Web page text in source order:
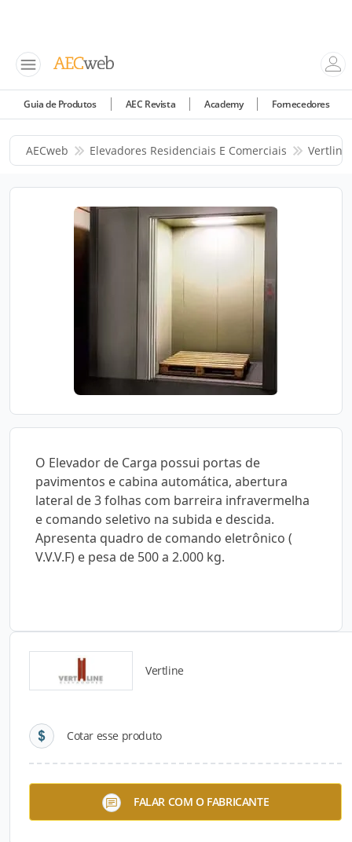
Guia de Produtos AEC Revista Academy Fornecedores
AECweb Elevadores Residenciais E Comerciais Vertline
O Elevador de Carga possui portas de
pavimentos e cabina automática, abertura
lateral de 3 folhas com barreira infravermelha
e comando seletivo na subida e descida.
Apresenta quadro de comando eletrônico (
V.V.V.F) e pesa de 500 a 2.000 kg.
Vertline
Cotar esse produto
FALAR COM O FABRICANTE
Detalhes do produto
Descrição do Produto
O Elevador de Carga possui portas de
pavimentos e cabina automática, abertura lateral